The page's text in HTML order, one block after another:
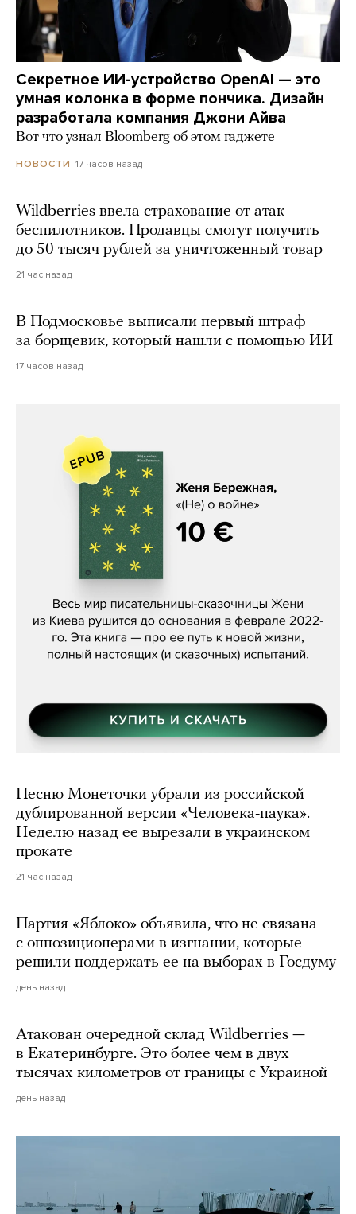
Секретное ИИ-устройство OpenAI — это
умная колонка в форме пончика. Дизайн
разработала компания Джони Айва
Вот что узнал Bloomberg об этом гаджете
НОВОСТИ 17 часов назад
Wildberries ввела страхование от атак
беспилотников. Продавцы смогут получить
до 50 тысяч рублей за уничтоженный товар
21 час назад
В Подмосковье выписали первый штраф
за борщевик, который нашли с помощью ИИ
17 часов назад
Женя Бережная, «(Не) о войне»
Песню Монеточки убрали из российской
дублированной версии «Человека-паука».
Неделю назад ее вырезали в украинском
прокате
21 час назад
Партия «Яблоко» объявила, что не связана
с оппозиционерами в изгнании, которые
решили поддержать ее на выборах в Госдуму
день назад
Атакован очередной склад Wildberries —
в Екатеринбурге. Это более чем в двух
тысячах километров от границы с Украиной
день назад